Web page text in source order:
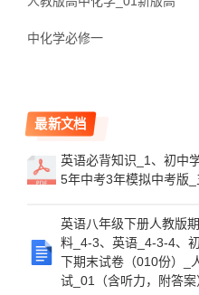
中化学必修一
最新文档
英语必背知识_1、初中
5年中考3年模拟中考版
英语八年级下册人教版
料_4-3、英语_4-3-4、
下期末试卷（010份）_
试_01（含听力，附答案